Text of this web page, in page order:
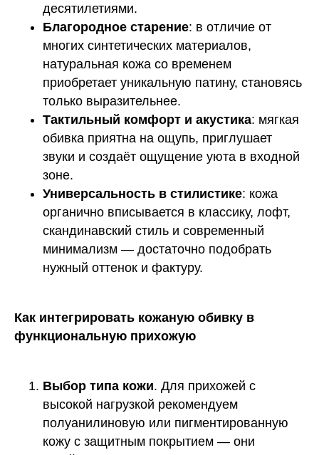
десятилетиями.
Благородное старение: в отличие от
многих синтетических материалов,
натуральная кожа со временем
приобретает уникальную патину, становясь
только выразительнее.
Тактильный комфорт и акустика: мягкая
обивка приятна на ощупь, приглушает
звуки и создаёт ощущение уюта в входной
зоне.
Универсальность в стилистике: кожа
органично вписывается в классику, лофт,
скандинавский стиль и современный
минимализм — достаточно подобрать
нужный оттенок и фактуру.
Как интегрировать кожаную обивку в
функциональную прихожую
Выбор типа кожи. Для прихожей с
высокой нагрузкой рекомендуем
полуанилиновую или пигментированную
кожу с защитным покрытием — они